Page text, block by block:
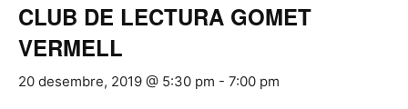
CLUB DE LECTURA GOMET
VERMELL
20 desembre, 2019 @ 5:30 pm - 7:00 pm